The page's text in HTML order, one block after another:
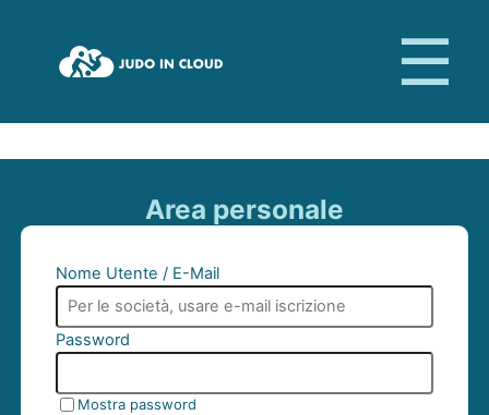
Area personale
Nome Utente / E-Mail
Password
Mostra password